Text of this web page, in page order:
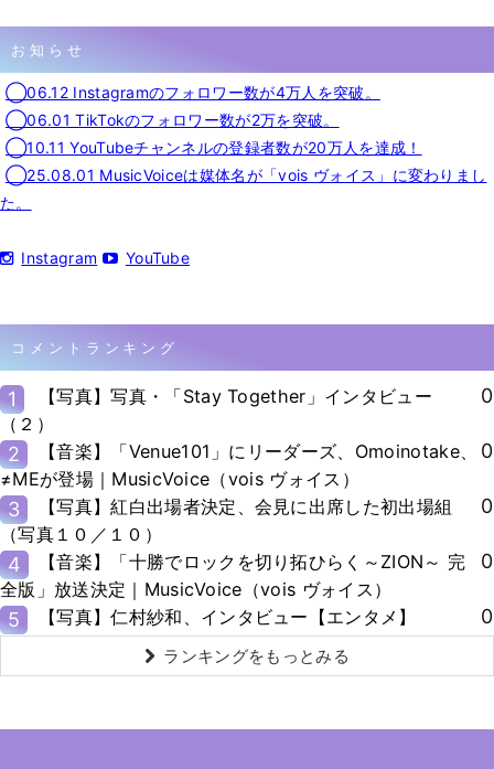
お知らせ
◯06.12 Instagramのフォロワー数が4万人を突破。
◯06.01 TikTokのフォロワー数が2万を突破。
◯10.11 YouTubeチャンネルの登録者数が20万人を達成！
◯25.08.01 MusicVoiceは媒体名が「vois ヴォイス」に変わりまし
た。
Instagram YouTube
コメントランキング
1
【写真】写真・「Stay Together」インタビュー
（２）
0
2
【音楽】「Venue101」にリーダーズ、Omoinotake、
≠MEが登場｜MusicVoice（vois ヴォイス）
0
3
【写真】紅白出場者決定、会見に出席した初出場組
（写真１０／１０）
0
4
【音楽】「十勝でロックを切り拓ひらく～ZION～ 完
全版」放送決定｜MusicVoice（vois ヴォイス）
0
5 【写真】仁村紗和、インタビュー【エンタメ】 0
ランキングをもっとみる